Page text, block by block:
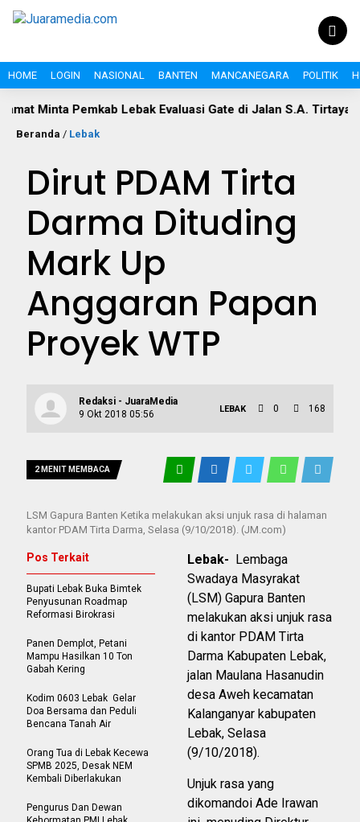
HOME LOGIN NASIONAL BANTEN MANCANEGARA POLITIK
Pemkab Lebak Evaluasi Gate di Jalan S.A. Tirtayasa
Beranda / Lebak
Dirut PDAM Tirta
Darma Dituding
Mark Up
Anggaran Papan
Proyek WTP
Redaksi - JuaraMedia
9 Okt 2018 05:56
LEBAK 0 168
2 MENIT MEMBACA
LSM Gapura Banten Ketika melakukan aksi unjuk rasa di halaman
kantor PDAM Tirta Darma, Selasa (9/10/2018). (JM.com)
Lebak- Lembaga
Swadaya Masyrakat
(LSM) Gapura Banten
melakukan aksi unjuk rasa
di kantor PDAM Tirta
Darma Kabupaten Lebak,
jalan Maulana Hasanudin
desa Aweh kecamatan
Kalanganyar kabupaten
Lebak, Selasa
(9/10/2018).
Unjuk rasa yang
dikomandoi Ade Irawan
Pos Terkait
Bupati Lebak Buka Bimtek
Penyusunan Roadmap
Reformasi Birokrasi
Panen Demplot, Petani
Mampu Hasilkan 10 Ton
Gabah Kering
Kodim 0603 Lebak Gelar
Doa Bersama dan Peduli
Bencana Tanah Air
Orang Tua di Lebak Kecewa
SPMB 2025, Desak NEM
Kembali Diberlakukan
Pengurus Dan Dewan